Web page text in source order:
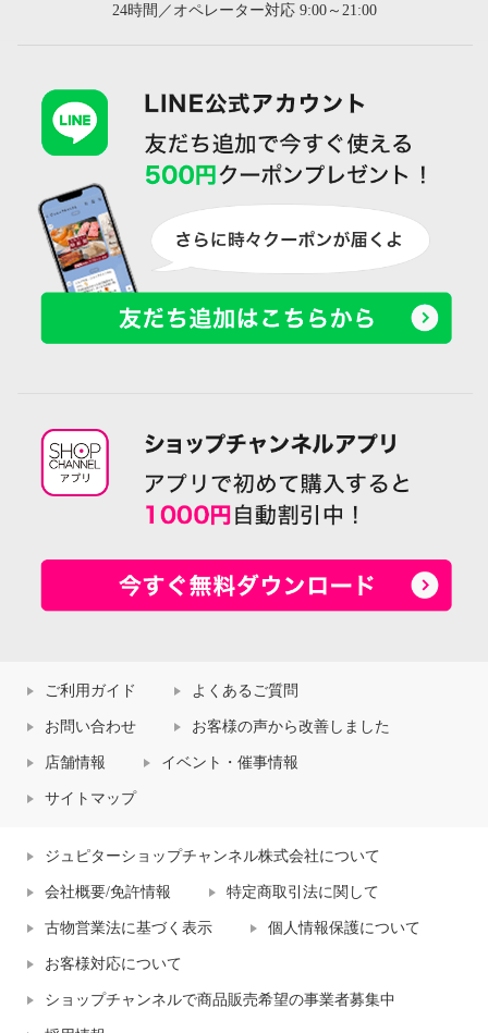
24時間／オペレーター対応 9:00～21:00
ご利用ガイド よくあるご質問
お問い合わせ お客様の声から改善しました
店舗情報 イベント・催事情報
サイトマップ
ジュピターショップチャンネル株式会社について
会社概要/免許情報 特定商取引法に関して
古物営業法に基づく表示 個人情報保護について
お客様対応について
ショップチャンネルで商品販売希望の事業者募集中